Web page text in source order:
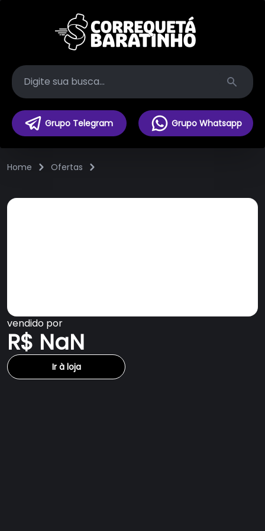
Search
Grupo Telegram Grupo Whatsapp
Home Ofertas
vendido por
R$ NaN
Ir à loja